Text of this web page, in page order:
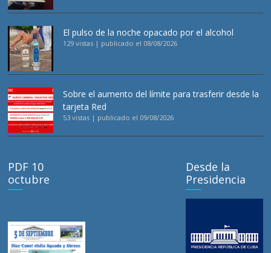
El pulso de la noche opacado por el alcohol
129 vistas | publicado el 08/08/2026
Sobre el aumento del límite para trasferir desde la
tarjeta Red
53 vistas | publicado el 09/08/2026
PDF 10
octubre
Desde la
Presidencia